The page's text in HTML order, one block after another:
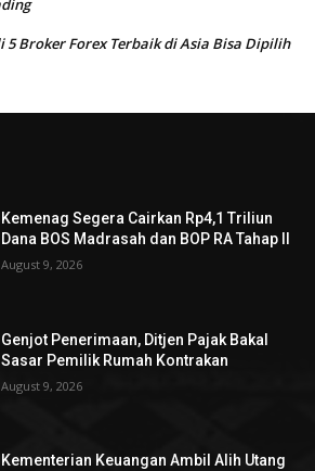
Kemenag Segera Cairkan Rp4,1 Triliun
Dana BOS Madrasah dan BOP RA Tahap II
August 9, 2026
Genjot Penerimaan, Ditjen Pajak Bakal
Sasar Pemilik Rumah Kontrakan
August 9, 2026
Kementerian Keuangan Ambil Alih Utang